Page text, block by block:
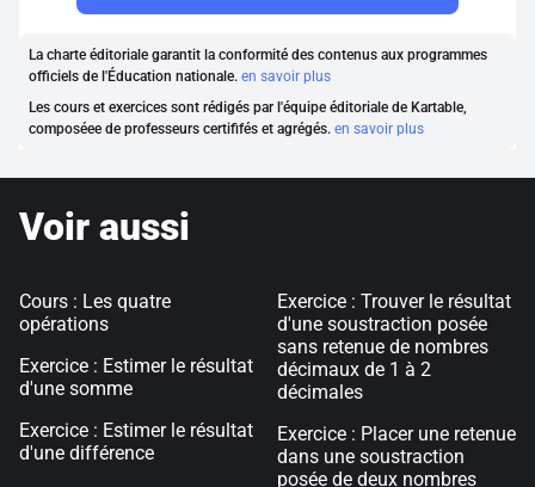
La charte éditoriale garantit la conformité des contenus aux programmes
officiels de l'Éducation nationale. en savoir plus
Les cours et exercices sont rédigés par l'équipe éditoriale de Kartable,
composéee de professeurs certififés et agrégés. en savoir plus
Voir aussi
Cours : Les quatre
opérations
Exercice : Estimer le résultat
d'une somme
Exercice : Estimer le résultat
d'une différence
Exercice : Trouver le résultat
d'une soustraction posée
sans retenue de nombres
décimaux de 1 à 2
décimales
Exercice : Placer une retenue
dans une soustraction
posée de deux nombres